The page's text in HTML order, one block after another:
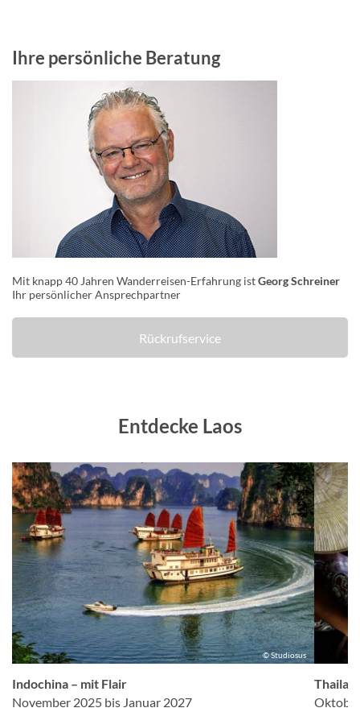
Ihre persönliche Beratung
Mit knapp 40 Jahren Wanderreisen-Erfahrung istGeorg Schreiner
Ihr persönlicher Ansprechpartner
Rückrufservice
Entdecke Laos
© Studiosus
Indochina – mit Flair
November 2025 bis Januar 2027